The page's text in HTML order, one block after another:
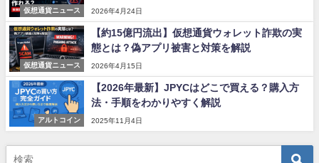
仮想通貨ニュース 2026年4月24日
仮想通貨ニュース
【約15億円流出】仮想通貨ウォレット詐欺の実
態とは？偽アプリ被害と対策を解説
2026年4月15日
アルトコイン
【2026年最新】JPYCはどこで買える？購入方
法・手順をわかりやすく解説
2025年11月4日